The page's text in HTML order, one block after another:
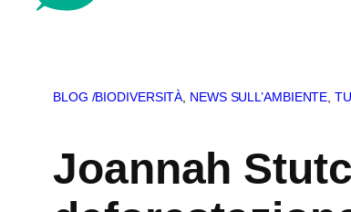
BLOG /BIODIVERSITÀ, NEWS SULL’AMBIENTE,
Joannah